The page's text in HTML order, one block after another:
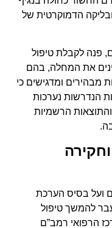
הדמוקרטית של
פנה לקבלת טיפול
את המחלה, בהם
מבהירים ומדגישים כי
הנדרשות נערכות
הרשמיות
ועל בסיס הערכת
להמשך טיפול
הרפואי רמב”ם